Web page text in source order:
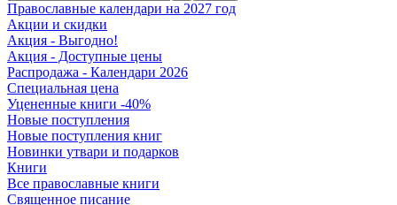
Православные календари на 2027 год
Акции и скидки
Акция - Выгодно!
Акция - Доступные цены
Распродажа - Календари 2026
Специальная цена
Уцененные книги -40%
Новые поступления
Новые поступления книг
Новинки утвари и подарков
Книги
Все православные книги
Священное писание